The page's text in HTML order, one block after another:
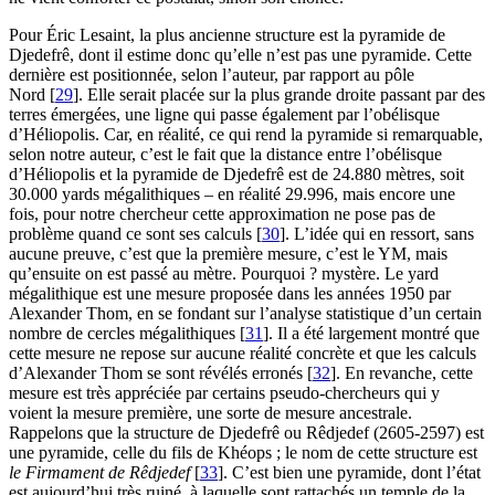
Pour Éric Lesaint, la plus ancienne structure est la pyramide de
Djedefrê, dont il estime donc qu’elle n’est pas une pyramide. Cette
dernière est positionnée, selon l’auteur, par rapport au pôle
Nord [29]. Elle serait placée sur la plus grande droite passant par des
terres émergées, une ligne qui passe également par l’obélisque
d’Héliopolis. Car, en réalité, ce qui rend la pyramide si remarquable,
selon notre auteur, c’est le fait que la distance entre l’obélisque
d’Héliopolis et la pyramide de Djedefrê est de 24.880 mètres, soit
30.000 yards mégalithiques – en réalité 29.996, mais encore une
fois, pour notre chercheur cette approximation ne pose pas de
problème quand ce sont ses calculs [30]. L’idée qui en ressort, sans
aucune preuve, c’est que la première mesure, c’est le YM, mais
qu’ensuite on est passé au mètre. Pourquoi ? mystère. Le yard
mégalithique est une mesure proposée dans les années 1950 par
Alexander Thom, en se fondant sur l’analyse statistique d’un certain
nombre de cercles mégalithiques [31]. Il a été largement montré que
cette mesure ne repose sur aucune réalité concrète et que les calculs
d’Alexander Thom se sont révélés erronés [32]. En revanche, cette
mesure est très appréciée par certains pseudo-chercheurs qui y
voient la mesure première, une sorte de mesure ancestrale.
Rappelons que la structure de Djedefrê ou Rêdjedef (2605-2597) est
une pyramide, celle du fils de Khéops ; le nom de cette structure est
le Firmament de Rêdjedef[33]. C’est bien une pyramide, dont l’état